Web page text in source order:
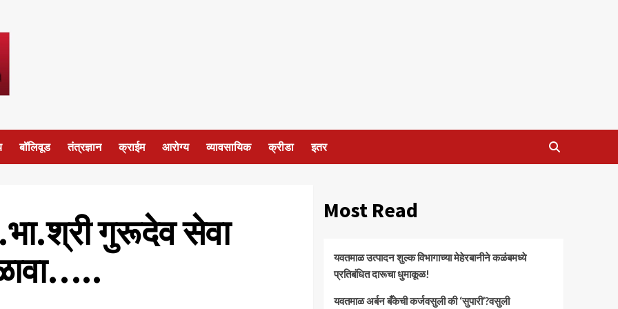
बॉलिवूड तंत्रज्ञान क्राईम आरोग्य व्यावसायिक क्रीडा इतर
गुरूदेव सेवा
Most Read
यवतमाळ उत्पादन शुल्क विभागाच्या मेहेरबानीने कळंबमध्ये
प्रतिबंधित दारूचा धुमाकूळ!
​यवतमाळ अर्बन बँकेची कर्जवसुली की ‘सुपारी’?वसुली